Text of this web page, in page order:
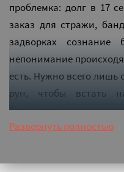
проблемка: долг в 17
заказ для стражи,
задворках
непонимание
есть. Нужно всего лишь
рун, чтобы встать
бессмертия.
Слушать аудиокнигу
версия
Развернуть полностью